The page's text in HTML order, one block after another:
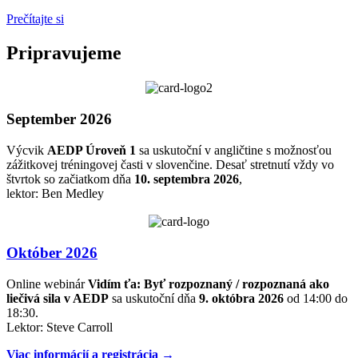
Prečítajte si
Pripravujeme
September 2026
Výcvik AEDP Úroveň 1 sa uskutoční v angličtine s možnosťou
zážitkovej tréningovej časti v slovenčine. Desať stretnutí vždy vo
štvrtok so začiatkom dňa 10. septembra 2026,
lektor: Ben Medley
Október 2026
Online webinárVidím ťa: Byť rozpoznaný / rozpoznaná ako
liečivá sila v AEDP sa uskutoční dňa 9. októbra 2026 od 14:00 do
18:30.
Lektor: Steve Carroll
Viac informácií a registrácia →